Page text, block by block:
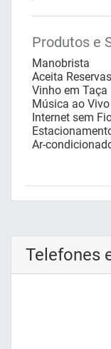
Produtos e
Manobrista
Aceita Reservas
Vinho em Taça
Música ao Vivo
Internet sem
Ar-
Telefones